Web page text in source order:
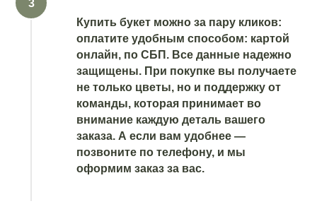
Купить букет можно за пару кликов:
оплатите удобным способом: картой
онлайн, по СБП. Все данные надежно
защищены. При покупке вы получаете
не только цветы, но и поддержку от
команды, которая принимает во
внимание каждую деталь вашего
заказа. А если вам удобнее —
позвоните по телефону, и мы
оформим заказ за вас.